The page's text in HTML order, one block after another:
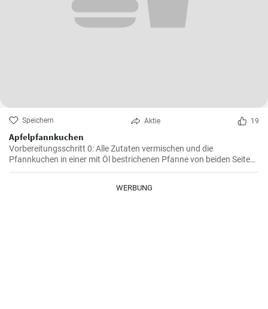
Speichern Aktie 19
Apfelpfannkuchen
Vorbereitungsschritt 0: Alle Zutaten vermischen und die
Pfannkuchen in einer mit Öl bestrichenen Pfanne von beiden Seiten
braten.
WERBUNG